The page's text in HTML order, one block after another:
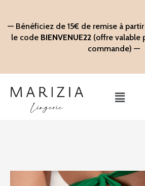
contenu
— Bénéficiez de 15€ de remise à
le code BIENVENUE22 (offre valable
commande) —
Main